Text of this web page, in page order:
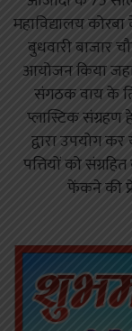
महाविद्यालय
बुधवारी बाजार
आयोजन किया
संगठक वाय के
प्लास्टिक संग्रहण
द्वारा उपयोग
पत्तियों को
फेंकने की